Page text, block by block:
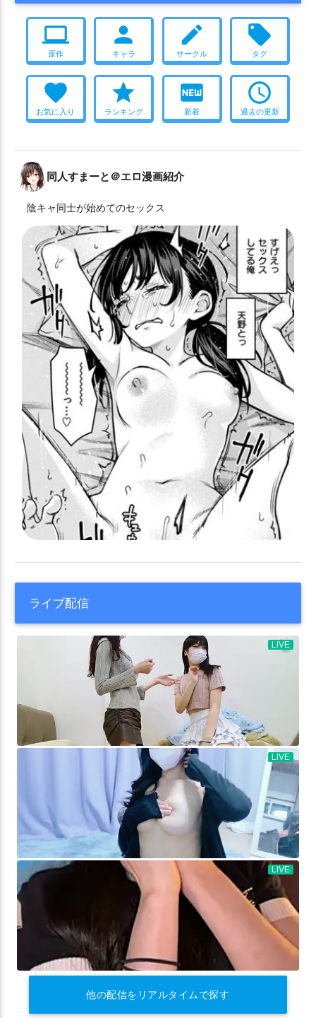
computer
原作
person
キャラ
create
サークル
local_offer
タグ
favorite
お気に入り
star
ランキング
fiber_new
新着
access_time
過去の更新
同人すまーと＠エロ漫画紹介
陰キャ同士が始めてのセックス
ライブ配信
他の配信をリアルタイムで探す